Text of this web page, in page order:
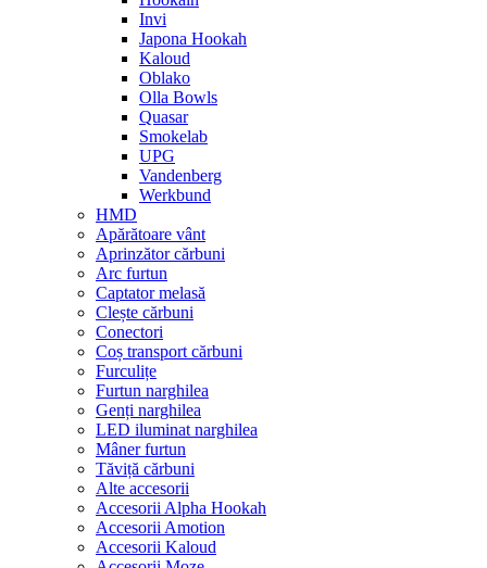
Invi
Japona Hookah
Kaloud
Oblako
Olla Bowls
Quasar
Smokelab
UPG
Vandenberg
Werkbund
HMD
Apărătoare vânt
Aprinzător cărbuni
Arc furtun
Captator melasă
Clește cărbuni
Conectori
Coș transport cărbuni
Furculițe
Furtun narghilea
Genți narghilea
LED iluminat narghilea
Mâner furtun
Tăviță cărbuni
Alte accesorii
Accesorii Alpha Hookah
Accesorii Amotion
Accesorii Kaloud